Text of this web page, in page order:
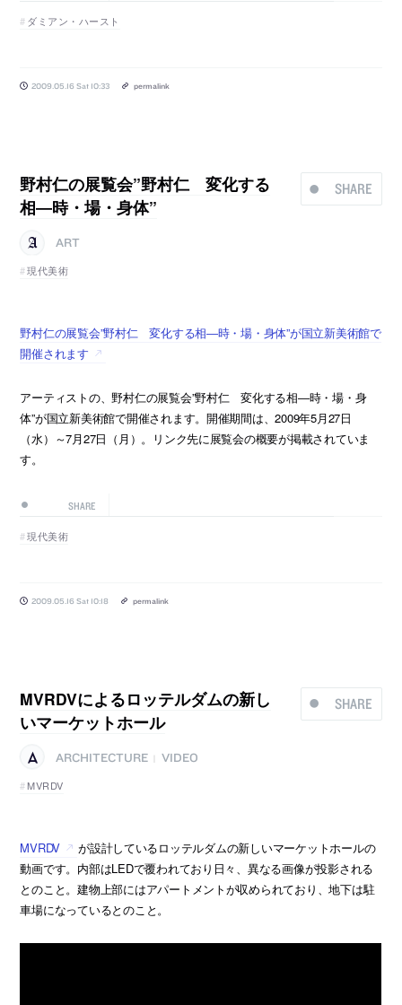
ダミアン・ハースト
2009.05.16 Sat 10:33 permalink
SHARE
野村仁の展覧会”野村仁 変化する
相―時・場・身体”
ART
現代美術
野村仁の展覧会”野村仁 変化する相―時・場・身体”が国立新美術館で
開催されます
アーティストの、野村仁の展覧会”野村仁 変化する相―時・場・身
体”が国立新美術館で開催されます。開催期間は、2009年5月27日
（水）～7月27日（月）。リンク先に展覧会の概要が掲載されていま
す。
SHARE
現代美術
2009.05.16 Sat 10:18 permalink
SHARE
MVRDVによるロッテルダムの新し
いマーケットホール
ARCHITECTURE
VIDEO
MVRDV
MVRDV
が設計しているロッテルダムの新しいマーケットホールの
動画です。内部はLEDで覆われており日々、異なる画像が投影される
とのこと。建物上部にはアパートメントが収められており、地下は駐
車場になっているとのこと。